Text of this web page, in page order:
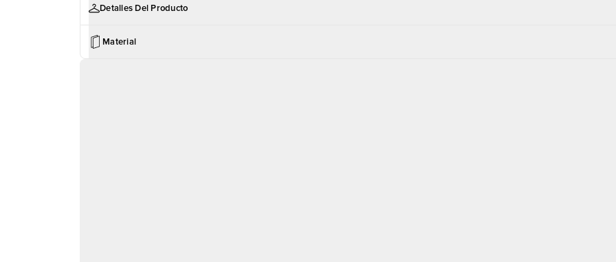
Detalles Del Producto
Material